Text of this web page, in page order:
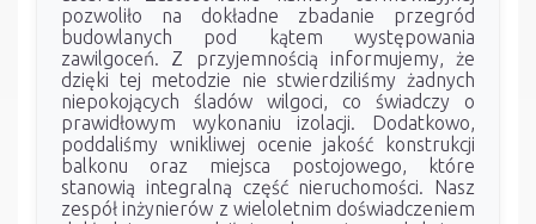
pozwoliło na dokładne zbadanie przegród
budowlanych pod kątem występowania
zawilgoceń. Z przyjemnością informujemy, że
dzięki tej metodzie nie stwierdziliśmy żadnych
niepokojących śladów wilgoci, co świadczy o
prawidłowym wykonaniu izolacji. Dodatkowo,
poddaliśmy wnikliwej ocenie jakość konstrukcji
balkonu oraz miejsca postojowego, które
stanowią integralną część nieruchomości. Nasz
zespół inżynierów z wieloletnim doświadczeniem